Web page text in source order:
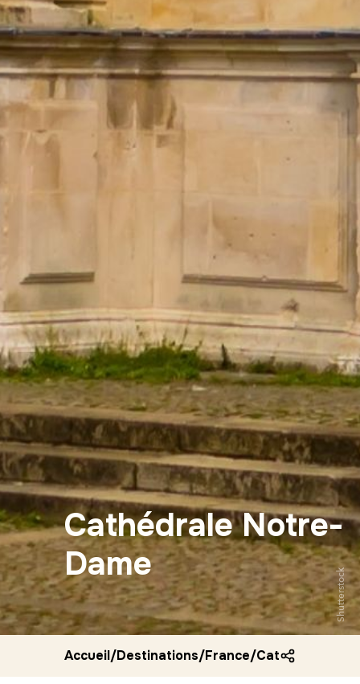
Cathédrale Notre-
Dame
Shutterstock
Accueil/Destinations/France/Cathedrale